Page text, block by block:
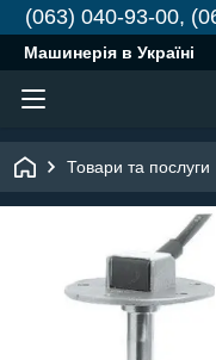
(063) 040-93-00,
Машинерія в Україні
Товари та послуги